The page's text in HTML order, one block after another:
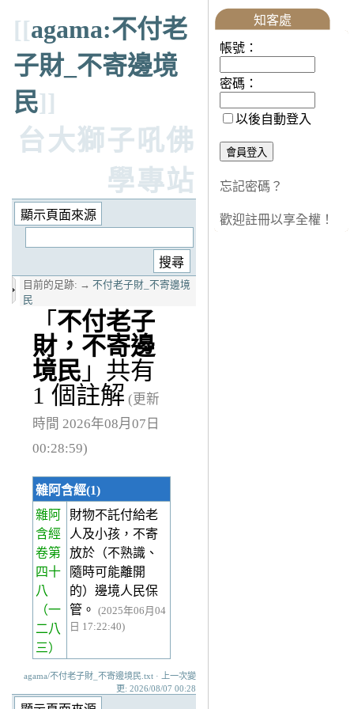
[[agama:不付老
子財_不寄邊境
民]]
台大獅子吼佛
學專站
目前的足跡: → 不付老子財_不寄邊境
民
「 不付老子
財，不寄邊
境民 」共有
1 個註解 (更新
時間 2026年08月07日
00:28:59)
雜阿含經(1)
雜阿
含經
卷第
四十
八
（一
二八
三）
財物不託付給老
人及小孩，不寄
放於（不熟識、
隨時可能離開
的）邊境人民保
管。
(2025年06月04
日 17:22:40)
agama/不付老子財_不寄邊境民.txt · 上一次變
更: 2026/08/07 00:28
知客處
帳號：
密碼：
以後自動登入
忘記密碼？
歡迎註冊以享全權！